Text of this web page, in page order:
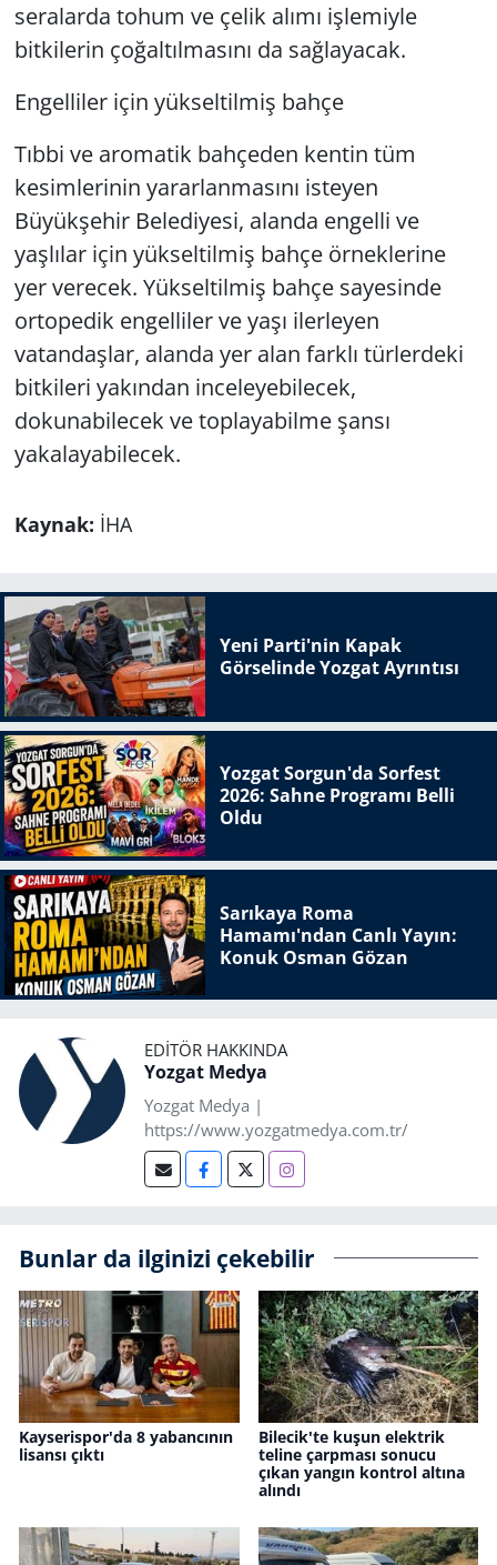
seralarda tohum ve çelik alımı işlemiyle
bitkilerin çoğaltılmasını da sağlayacak.
Engelliler için yükseltilmiş bahçe
Tıbbi ve aromatik bahçeden kentin tüm
kesimlerinin yararlanmasını isteyen
Büyükşehir Belediyesi, alanda engelli ve
yaşlılar için yükseltilmiş bahçe örneklerine
yer verecek. Yükseltilmiş bahçe sayesinde
ortopedik engelliler ve yaşı ilerleyen
vatandaşlar, alanda yer alan farklı türlerdeki
bitkileri yakından inceleyebilecek,
dokunabilecek ve toplayabilme şansı
yakalayabilecek.
Kaynak: İHA
Yeni Parti'nin Kapak
Görselinde Yozgat Ayrıntısı
Yozgat Sorgun'da Sorfest
2026: Sahne Programı Belli
Oldu
Sarıkaya Roma
Hamamı'ndan Canlı Yayın:
Konuk Osman Gözan
EDITÖR HAKKINDA
Yozgat Medya
Yozgat Medya |
https://www.yozgatmedya.com.tr/
Bunlar da ilginizi çekebilir
Kayserispor'da 8 yabancının
lisansı çıktı
Bilecik'te kuşun elektrik
teline çarpması sonucu
çıkan yangın kontrol altına
alındı